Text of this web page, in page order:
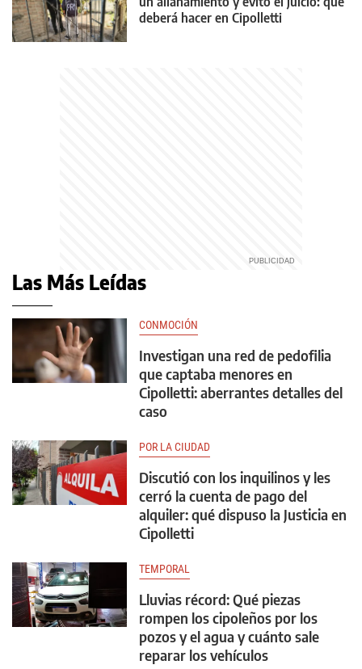
deberá hacer en Cipolletti
Las Más Leídas
CONMOCIÓN
Investigan una red de pedofilia
que captaba menores en
Cipolletti: aberrantes detalles del
caso
POR LA CIUDAD
Discutió con los inquilinos y les
cerró la cuenta de pago del
alquiler: qué dispuso la Justicia en
Cipolletti
TEMPORAL
Lluvias récord: Qué piezas
rompen los cipoleños por los
pozos y el agua y cuánto sale
reparar los vehículos